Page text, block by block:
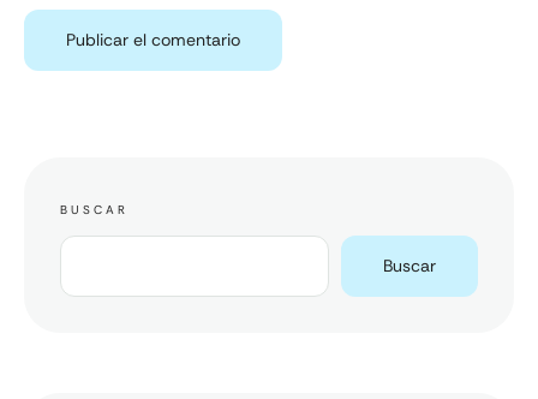
BUSCAR
Buscar